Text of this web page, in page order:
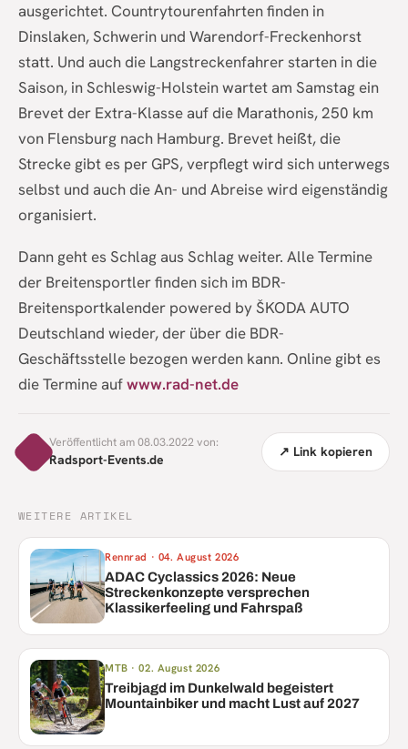
ausgerichtet. Countrytourenfahrten finden in
Dinslaken, Schwerin und Warendorf-Freckenhorst
statt. Und auch die Langstreckenfahrer starten in die
Saison, in Schleswig-Holstein wartet am Samstag ein
Brevet der Extra-Klasse auf die Marathonis, 250 km
von Flensburg nach Hamburg. Brevet heißt, die
Strecke gibt es per GPS, verpflegt wird sich unterwegs
selbst und auch die An- und Abreise wird eigenständig
organisiert.
Dann geht es Schlag aus Schlag weiter. Alle Termine
der Breitensportler finden sich im BDR-
Breitensportkalender powered by ŠKODA AUTO
Deutschland wieder, der über die BDR-
Geschäftsstelle bezogen werden kann. Online gibt es
die Termine aufwww.rad-net.de
Veröffentlicht am 08.03.2022 von:
Radsport-Events.de ↗ Link kopieren
WEITERE ARTIKEL
Rennrad · 04. August 2026
ADAC Cyclassics 2026: Neue
Streckenkonzepte versprechen
Klassikerfeeling und Fahrspaß
MTB ·02. August 2026
Treibjagd im Dunkelwald begeistert
Mountainbiker und macht Lust auf 2027